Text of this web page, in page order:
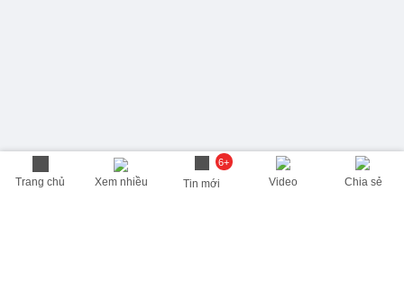
Trang chủ Xem nhiều
6+
Tin mới Video Chia sẻ